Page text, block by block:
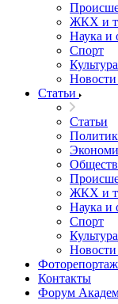
ЖКХ и
Наука и
Спорт
Культура
Статьи
Статьи
ЖКХ и
Наука и
Спорт
Культура
Контакты
Форум